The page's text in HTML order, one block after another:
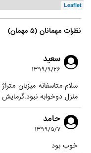
Leaflet
نظرات مهمانان (۵ مهمان)
سعید
۱۳۹۹/۹/۲۶
منزل دوخوابه
حامد
۱۳۹۹/۵/۷
خوب بود